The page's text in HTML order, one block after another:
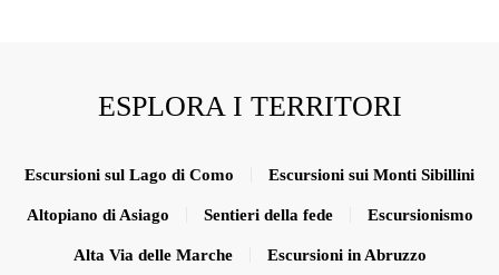
ESPLORA I TERRITORI
Escursioni sul Lago di Como Escursioni sui Monti Sibillini
Altopiano di Asiago Sentieri della fede Escursionismo
Alta Via delle Marche Escursioni in Abruzzo